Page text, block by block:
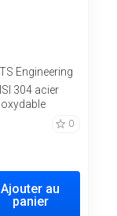
Engineering
304 acier
0
Ajouter au
panier